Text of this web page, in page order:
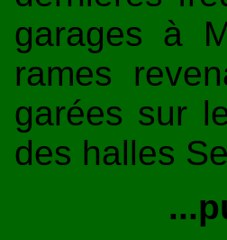
garages à
rames
garées sur
des halles